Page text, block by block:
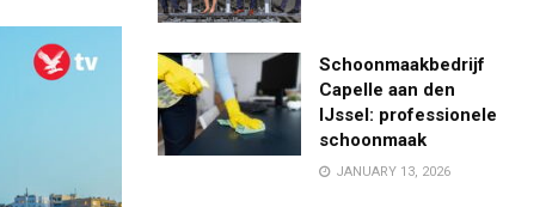
Schoonmaakbedrijf
Capelle aan den
IJssel: professionele
schoonmaak
JANUARY 13, 2026